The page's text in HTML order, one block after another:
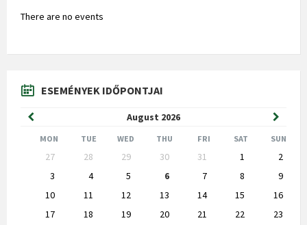
There are no events
ESEMÉNYEK IDŐPONTJAI
August 2026
Previous
Month
Month
MON TUE WED THU FRI SAT SUN
calendar
27 28 29 30 31 1
2
3
4 5 6 7 8
9
10
11 12 13 14 15
16
17
18 19 20 21 22
23